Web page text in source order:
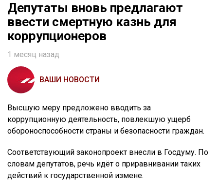
Депутаты вновь предлагают
ввести смертную казнь для
коррупционеров
1 месяц назад
ВАШИ НОВОСТИ
Высшую меру предложено вводить за
коррупционную деятельность, повлекшую ущерб
обороноспособности страны и безопасности граждан.
Соответствующий законопроект внесли в Госдуму. По
словам депутатов, речь идёт о приравнивании таких
действий к государственной измене.